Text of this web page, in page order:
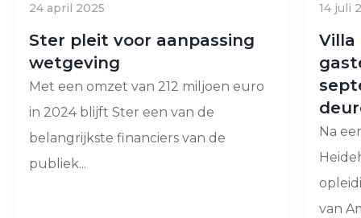
24 april 2025
Ster pleit voor aanpassing
wetgeving
Met een omzet van 212 miljoen euro
in 2024 blijft Ster een van de
belangrijkste financiers van de
publiek...
14 juli
Villa
Na
van